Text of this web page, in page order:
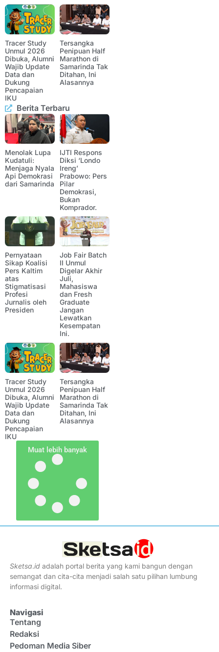
Tracer Study
Unmul 2026
Dibuka, Alumni
Wajib Update
Data dan
Dukung
Pencapaian
IKU
Tersangka
Penipuan Half
Marathon di
Samarinda Tak
Ditahan, Ini
Alasannya
Berita Terbaru
Menolak Lupa
Kudatuli:
Menjaga Nyala
Api Demokrasi
dari Samarinda
IJTI Respons
Diksi ‘Londo
Ireng’
Prabowo: Pers
Pilar
Demokrasi,
Bukan
Komprador.
Pernyataan
Sikap Koalisi
Pers Kaltim
atas
Stigmatisasi
Profesi
Jurnalis oleh
Presiden
Job Fair Batch
II Unmul
Digelar Akhir
Juli,
Mahasiswa
dan Fresh
Graduate
Jangan
Lewatkan
Kesempatan
Ini.
Tracer Study
Unmul 2026
Dibuka, Alumni
Wajib Update
Data dan
Dukung
Pencapaian
IKU
Tersangka
Penipuan Half
Marathon di
Samarinda Tak
Ditahan, Ini
Alasannya
Muat lebih banyak
Sketsa.id adalah portal berita yang kami bangun dengan
semangat dan cita-cita menjadi salah satu pilihan lumbung
informasi digital.
Navigasi
Tentang
Redaksi
Pedoman Media Siber